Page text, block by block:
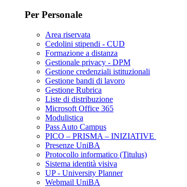
Per Personale
Area riservata
Cedolini stipendi - CUD
Formazione a distanza
Gestionale privacy - DPM
Gestione credenziali istituzionali
Gestione bandi di lavoro
Gestione Rubrica
Liste di distribuzione
Microsoft Office 365
Modulistica
Pass Auto Campus
PICO – PRISMA – INIZIATIVE
Presenze UniBA
Protocollo informatico (Titulus)
Sistema identità visiva
UP - University Planner
Webmail UniBA